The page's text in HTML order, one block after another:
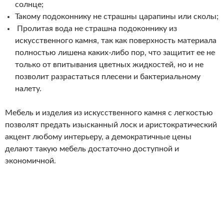
солнце;
Такому подоконнику не страшны царапины или сколы;
Пролитая вода не страшна подоконнику из
искусственного камня, так как поверхность материала
полностью лишена каких-либо пор, что защитит ее не
только от впитывания цветных жидкостей, но и не
позволит разрастаться плесени и бактериальному
налету.
Мебель и изделия из искусственного камня с легкостью
позволят предать изысканный лоск и аристократический
акцент любому интерьеру, а демократичные цены
делают такую мебель достаточно доступной и
экономичной.